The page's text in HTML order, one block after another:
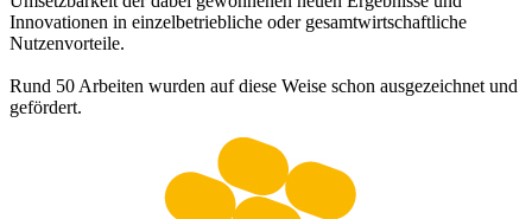
Innovationen in einzelbetriebliche oder gesamtwirtschaftliche
Nutzenvorteile.
Rund 50 Arbeiten wurden auf diese Weise schon ausgezeichnet und
gefördert.